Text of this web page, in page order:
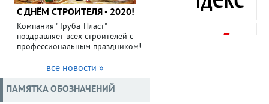
С ДНЁМ СТРОИТЕЛЯ - 2020!
Компания "Труба-Пласт"
поздравляет всех строителей с
профессиональным праздником!
все новости »
ПАМЯТКА ОБОЗНАЧЕНИЙ